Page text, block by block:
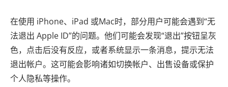
在使用 iPhone、iPad 或Mac时，部分用户可能会遇到“无
法退出 Apple ID”的问题。他们可能会发现“退出”按钮呈灰
色，点击后没有反应，或者系统显示一条消息，提示无法
退出帐户。这可能会影响诸如切换帐户、出售设备或保护
个人隐私等操作。